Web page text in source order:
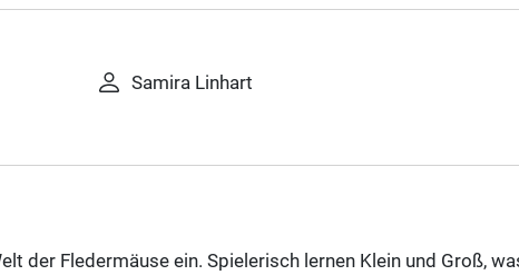
termine/familienexkursion
Samira Linhart
der Fledermäuse ein. Spielerisch lernen Klein und Groß,